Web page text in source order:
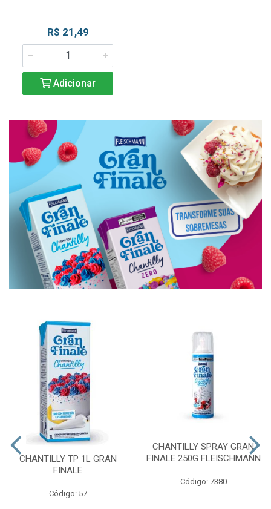
R$ 21,49
Adicionar
CHANTILLY TP 1L GRAN
FINALE
Código: 57
CHANTILLY SPRAY GRAN
FINALE 250G FLEISCHMANN
Código: 7380